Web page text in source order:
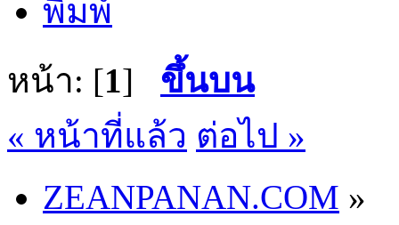
พิมพ์
หน้า: [1] ขึ้นบน
« หน้าที่แล้ว ต่อไป »
ZEANPANAN.COM »